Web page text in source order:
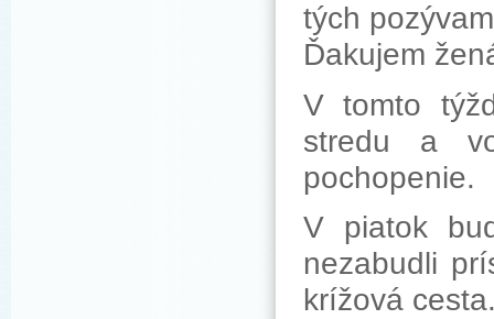
tých
Ďakujem
V tomto
stredu a
pochopenie.
V piatok
nezabudli
krížová